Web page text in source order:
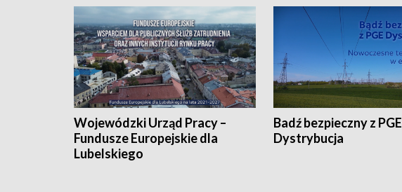
Wojewódzki Urząd Pracy –
Fundusze Europejskie dla
Lubelskiego
Badź bezpieczny z PGE
Dystrybucja